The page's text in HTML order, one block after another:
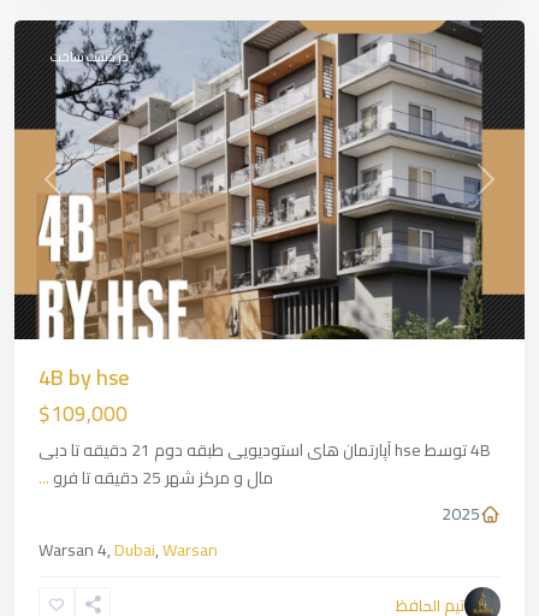
Next
در دست ساخت
4B by hse
$109,000
4B توسط hse آپارتمان های استودیویی طبقه دوم 21 دقیقه تا دبی
مال و مرکز شهر 25 دقیقه تا فرو
...
2025
Warsan 4,Dubai,Warsan
تیم الحافظ